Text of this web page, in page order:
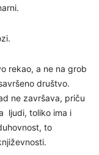
rekao, a ne na grob
društvo.
ne završava, priču
ljudi, toliko ima i
to